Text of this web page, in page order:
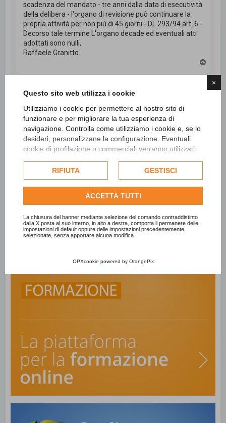
×
Questo sito web utilizza i cookie
Utilizziamo i cookie per permettere al nostro sito di
funzionare e per migliorare la tua esperienza di
navigazione. Controlla come utilizziamo i cookie e, se lo
desideri, personalizzane la configurazione. Eventuali
cookie di profilazione o commerciali verranno utilizzati
dell'utente e, se consentito, potrebbero essere utilizzati
per personalizzare gli annunci pubblicitari. Per ulteriori
informazioni su come Google utilizza i dati raccolti,
politica sulla privacy di Google
Consulta l'informativa cookie completa.
RIFIUTA GESTISCI
ACCETTA TUTTI
La chiusura del banner mediante selezione del comando contraddistinto
dalla X posta al suo interno, in alto a destra, comporta il permanere delle
impostazioni di default oppure delle impostazioni precedentemente
selezionate, senza apportare alcuna modifica.
OPXcookie powered by OrangePix
scadenza del mandato - tre anni dalla data di esecutività
della delibera - l'organo di revisione può continuare la
propria attività per non più di 45 giorni - DL 293/94 art. 6 -
Decorso tale termine L'organo decade ed eventuali atti
adottati sono nulli,
Raffaele Granitto
Rispondi
4 messaggi • Pagina1di1
Vai a
CercaRicerca avanzata